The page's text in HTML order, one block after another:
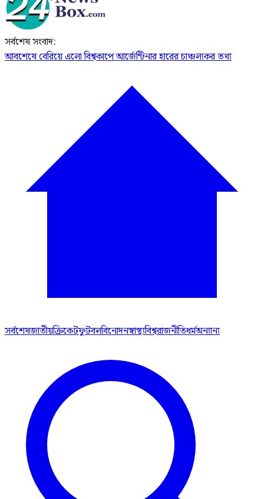
সর্বশেষ সংবাদ:
আবশেষে বেরিয়ে এলো বিশ্বকাপে আর্জেন্টিনার হারের চাঞ্চল্যকর তথ্য
সর্বশেষজাতীয়ক্রিকেটফুটবলবিনোদনস্বাস্থ্যবিশ্বরাজনীতিধর্মঅন্যান্য